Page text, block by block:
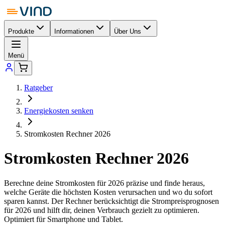
Produkte Informationen Über Uns
Menü
Ratgeber
Energiekosten senken
Stromkosten Rechner 2026
Stromkosten Rechner 2026
Berechne deine Stromkosten für 2026 präzise und finde heraus,
welche Geräte die höchsten Kosten verursachen und wo du sofort
sparen kannst. Der Rechner berücksichtigt die Strompreisprognosen
für 2026 und hilft dir, deinen Verbrauch gezielt zu optimieren.
Optimiert für Smartphone und Tablet.